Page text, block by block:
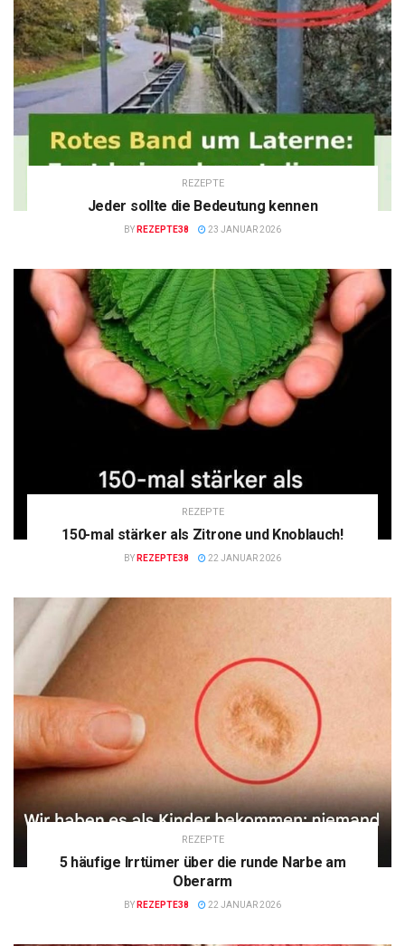
REZEPTE
Jeder sollte die Bedeutung kennen
BY REZEPTE38 23 JANUAR 2026
REZEPTE
150-mal stärker als Zitrone und Knoblauch!
BY REZEPTE38 22 JANUAR 2026
REZEPTE
5 häufige Irrtümer über die runde Narbe am
Oberarm
BY REZEPTE38 22 JANUAR 2026